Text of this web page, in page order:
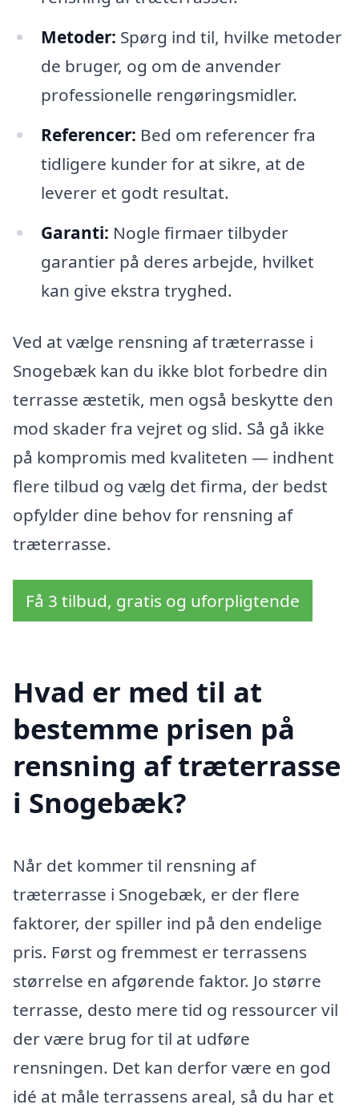
Metoder: Spørg ind til, hvilke metoder
de bruger, og om de anvender
professionelle rengøringsmidler.
Referencer: Bed om referencer fra
tidligere kunder for at sikre, at de
leverer et godt resultat.
Garanti: Nogle firmaer tilbyder
garantier på deres arbejde, hvilket
kan give ekstra tryghed.
Ved at vælge rensning af træterrasse i
Snogebæk kan du ikke blot forbedre din
terrasse æstetik, men også beskytte den
mod skader fra vejret og slid. Så gå ikke
på kompromis med kvaliteten — indhent
flere tilbud og vælg det firma, der bedst
opfylder dine behov for rensning af
træterrasse.
Få 3 tilbud, gratis og uforpligtende
Hvad er med til at
bestemme prisen på
rensning af træterrasse
i Snogebæk?
Når det kommer til rensning af
træterrasse i Snogebæk, er der flere
faktorer, der spiller ind på den endelige
pris. Først og fremmest er terrassens
størrelse en afgørende faktor. Jo større
terrasse, desto mere tid og ressourcer vil
der være brug for til at udføre
rensningen. Det kan derfor være en god
idé at måle terrassens areal, så du har et